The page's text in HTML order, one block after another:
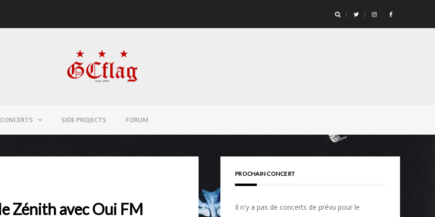
CONCERTS SIDE PROJECTS FORUM
Zénith avec Oui FM
PROCHAIN CONCERT
Il n'y a pas de concerts de prévu pour le